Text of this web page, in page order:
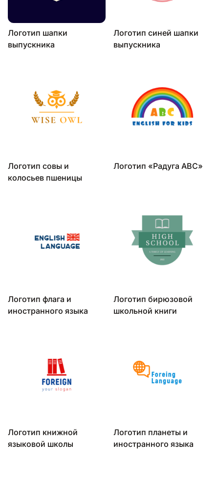
Логотип шапки
выпускника
Логотип синей шапки
выпускника
Логотип совы и
колосьев пшеницы
Логотип «Радуга ABC»
Логотип флага и
иностранного языка
Логотип бирюзовой
школьной книги
Логотип книжной
языковой школы
Логотип планеты и
иностранного языка